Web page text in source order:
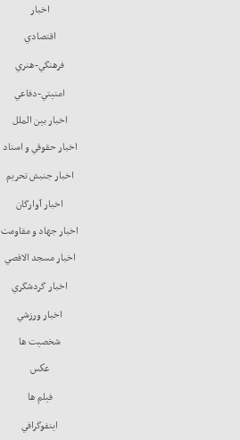
اخبار
اقتصادي
فرهنگي-هنري
امنيتي-دفاعي
اخبار بين الملل
اخبار حقوقي و اسناد
اخبار جنبش تحريم
اخبار آوارگان
اخبار جهاد و مقاومت
اخبار مسجد الاقصي
اخبار گردشگري
اخبار ورزشي
شخصيت ها
عكس
فيلم ها
اينفوگرافي